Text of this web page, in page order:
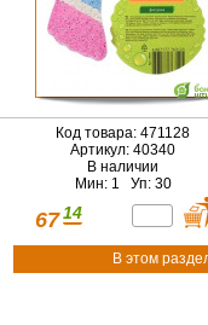
Код товара: 471128
Артикул: 40340
В наличии
Мин: 1 Уп: 30
67 14
В этом